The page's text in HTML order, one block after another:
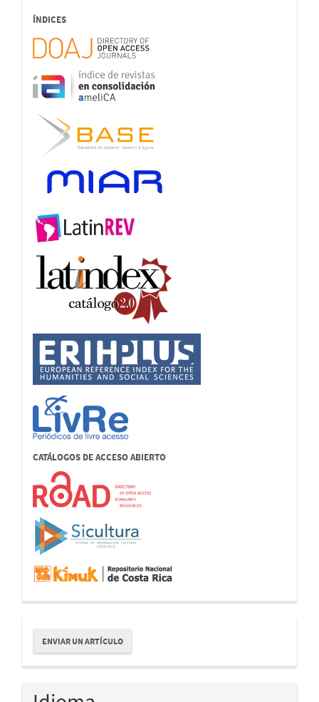
ÍNDICES
CATÁLOGOS DE ACCESO ABIERTO
Enviar
un
artículo
ENVIAR UN ARTÍCULO